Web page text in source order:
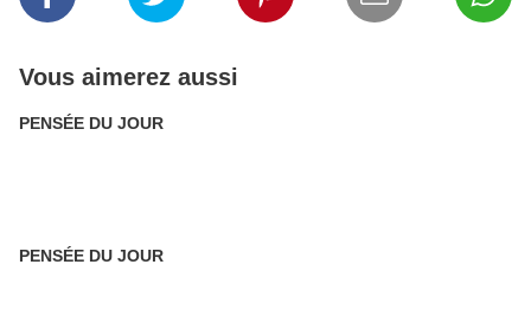
Vous aimerez aussi
PENSÉE DU JOUR
PENSÉE DU JOUR